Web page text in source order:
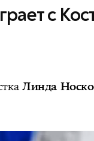
с
Линда